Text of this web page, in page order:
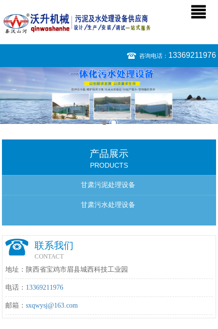
咨询电话： 13369211976
产品展示
PRODUCTS
甘肃污泥处理设备
甘肃污水处理设备
联系我们
CONTACT
地址：陕西省宝鸡市眉县城西科技工业园
电话： 13369211976
邮箱：sxqwysj@163.com